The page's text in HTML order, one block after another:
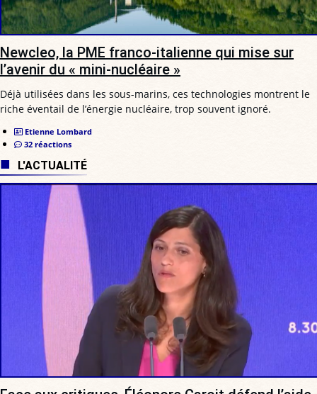
Newcleo, la PME franco-italienne qui mise sur
l’avenir du « mini-nucléaire »
Déjà utilisées dans les sous-marins, ces technologies montrent le
riche éventail de l’énergie nucléaire, trop souvent ignoré.
Etienne Lombard
32 réactions
L'ACTUALITÉ